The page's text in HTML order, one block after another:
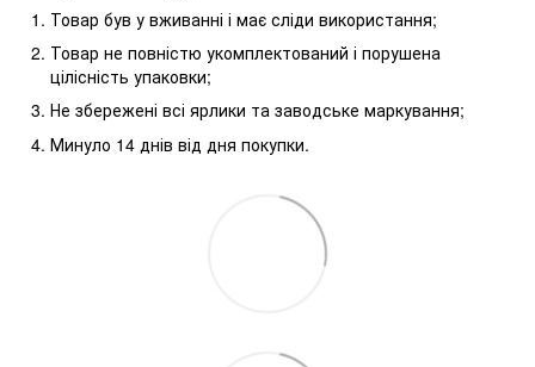
Товар був у вживанні і має сліди використання;
Товар не повністю укомплектований і порушена
цілісність упаковки;
Не збережені всі ярлики та заводське маркування;
Минуло 14 днів від дня покупки.